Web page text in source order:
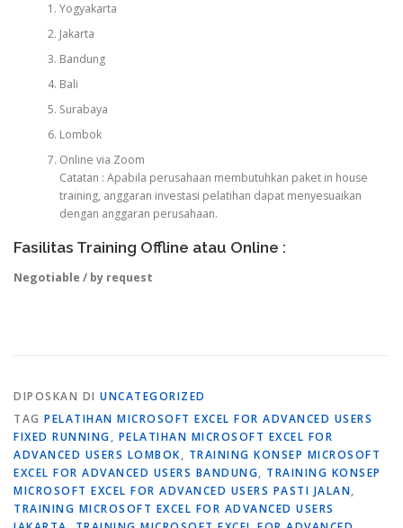
Yogyakarta
Jakarta
Bandung
Bali
Surabaya
Lombok
Online via Zoom
Catatan : Apabila perusahaan membutuhkan paket in house
training, anggaran investasi pelatihan dapat menyesuaikan
dengan anggaran perusahaan.
Fasilitas Training Offline atau Online :
Negotiable / by request
DIPOSKAN DI UNCATEGORIZED
TAG PELATIHAN MICROSOFT EXCEL FOR ADVANCED USERS
FIXED RUNNING, PELATIHAN MICROSOFT EXCEL FOR
ADVANCED USERS LOMBOK, TRAINING KONSEP MICROSOFT
EXCEL FOR ADVANCED USERS BANDUNG, TRAINING KONSEP
MICROSOFT EXCEL FOR ADVANCED USERS PASTI JALAN,
TRAINING MICROSOFT EXCEL FOR ADVANCED USERS